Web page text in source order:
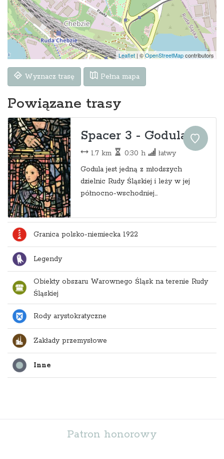
Leaflet | ©OpenStreetMapcontributors
Wyznacz trasę Pełna mapa
Powiązane trasy
Spacer 3 - Godula
1.7 km 0:30 h
łatwy
Godula jest jedną z młodszych
dzielnic Rudy Śląskiej i leży w jej
północno-wschodniej...
Granica polsko-niemiecka 1922
Legendy
Obiekty obszaru Warownego Śląsk na terenie Rudy
Śląskiej
Rody arystokratyczne
Zakłady przemysłowe
Inne
Patron honorowy